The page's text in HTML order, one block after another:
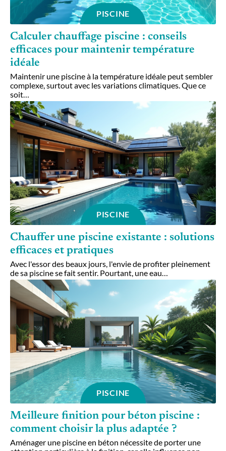
PISCINE
Calculer chauffage piscine : conseils
efficaces pour maintenir température
idéale
Maintenir une piscine à la température idéale peut sembler
complexe, surtout avec les variations climatiques. Que ce
soit…
PISCINE
Chauffer une piscine existante : solutions
efficaces et pratiques
Avec l'essor des beaux jours, l'envie de profiter pleinement
de sa piscine se fait sentir. Pourtant, une eau…
PISCINE
Meilleure finition pour béton piscine :
comment choisir la plus adaptée ?
Aménager une piscine en béton nécessite de porter une